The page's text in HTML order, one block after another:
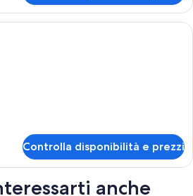
Una camera d'albergo con un letto
Controlla disponibilità e prezzi
anche